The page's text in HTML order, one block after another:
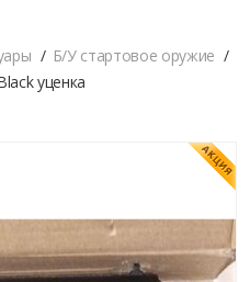
Б/У стартовое оружие
уценка